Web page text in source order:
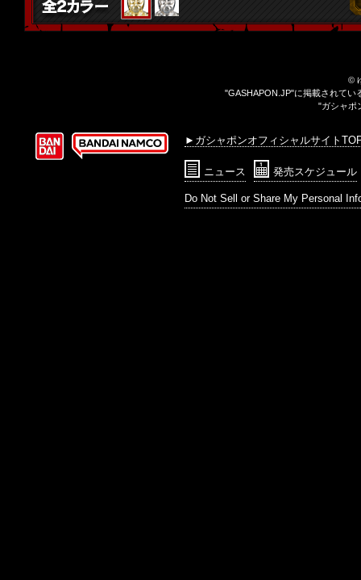
©
"GASHAPON.JP"に掲載されてい
"ガシャポ
►ガシャポンオフィシャルサイト
ニュース 発売スケジュール
Do Not Sell or Share My Personal